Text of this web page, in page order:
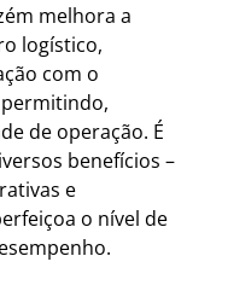
melhora a
logístico,
com o
de operação. É
benefícios –
e
o nível de